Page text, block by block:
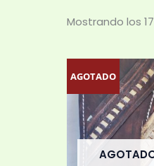
Mostrando los
AGOTADO